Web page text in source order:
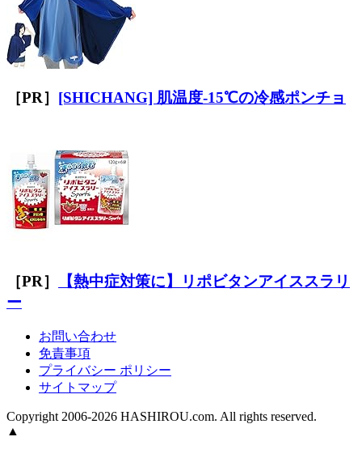
［PR］ [SHICHANG] 肌温度-15℃の冷感ポンチョ
［PR］
【熱中症対策に】リポビタンアイススラリ
ー
お問い合わせ
免責事項
プライバシー ポリシー
サイトマップ
Copyright 2006-2026 HASHIROU.com. All rights reserved.
▲